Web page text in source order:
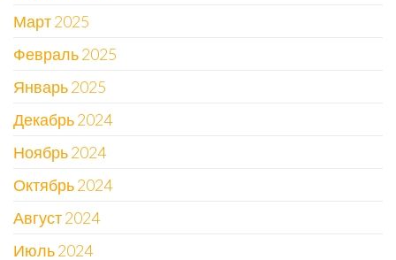
Март 2025
Февраль 2025
Январь 2025
Декабрь 2024
Ноябрь 2024
Октябрь 2024
Август 2024
Июль 2024